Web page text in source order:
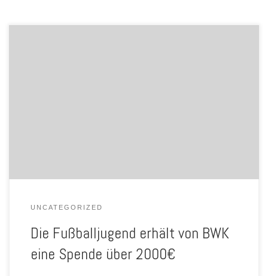
UNCATEGORIZED
Die Fußballjugend erhält von BWK
eine Spende über 2000€